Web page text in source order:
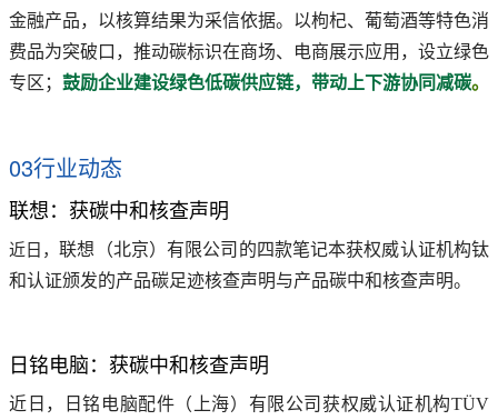
金融产品，以核算结果为采信依据。以枸杞、葡萄酒等特色消
费品为突破口，推动碳标识在商场、电商展示应用，设立绿色
专区； 鼓励企业建设绿色低碳供应链，带动上下游协同减碳。
03行业动态
联想：获碳中和核查声明
近日，联想（北京）有限公司的四款笔记本获权威认证机构钛
和认证颁发的产品碳足迹核查声明与产品碳中和核查声明。
日铭电脑：获碳中和核查声明
近日，日铭电脑配件（上海）有限公司获权威认证机构TÜV